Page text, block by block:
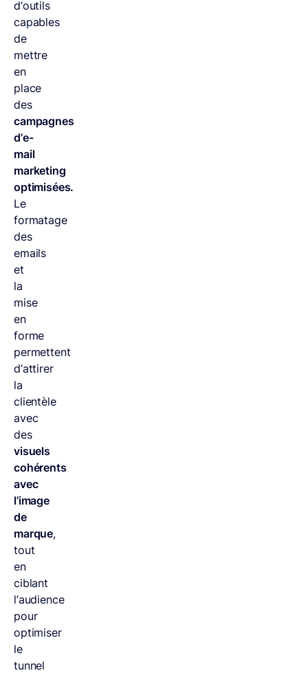
d’outils
capables
de
mettre
en
place
des
campagnes
d’e-
mail
marketing
optimisées.
Le
formatage
des
emails
et
la
mise
en
forme
permettent
d’attirer
la
clientèle
avec
des
visuels
cohérents
avec
l’image
de
marque,
tout
en
ciblant
l’audience
pour
optimiser
le
tunnel